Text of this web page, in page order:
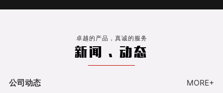
卓越的产品，真诚的服务
新闻 . 动态
公司动态 MORE+